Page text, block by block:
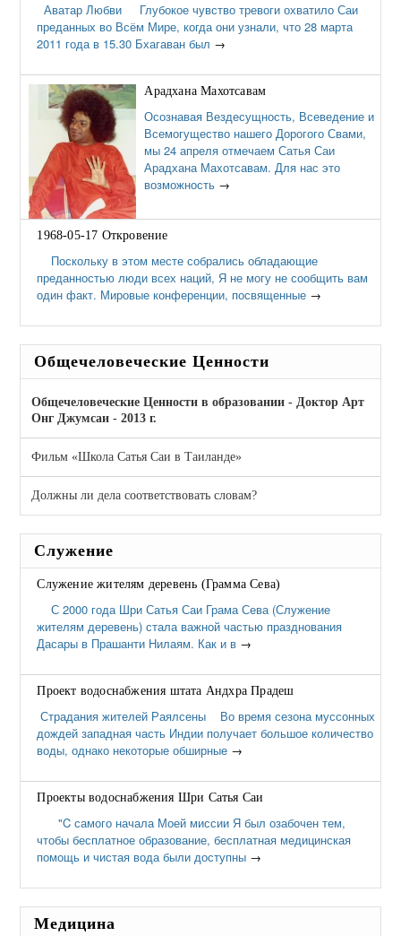
Аватар Любви Глубокое чувство тревоги охватило Саи
преданных во Всём Мире, когда они узнали, что 28 марта
2011 года в 15.30 Бхагаван был →
Арадхана Махотсавам
Осознавая Вездесущность, Всеведение и
Всемогущество нашего Дорогого Свами,
мы 24 апреля отмечаем Сатья Саи
Арадхана Махотсавам. Для нас это
возможность →
1968-05-17 Откровение
Поскольку в этом месте собрались обладающие
преданностью люди всех наций, Я не могу не сообщить вам
один факт. Мировые конференции, посвященные →
Общечеловеческие Ценности
Общечеловеческие Ценности в образовании - Доктор Арт
Онг Джумсаи - 2013 г.
Фильм «Школа Сатья Саи в Таиланде»
Должны ли дела соответствовать словам?
Служение
Служение жителям деревень (Грамма Сева)
С 2000 года Шри Сатья Саи Грама Сева (Служение
жителям деревень) стала важной частью празднования
Дасары в Прашанти Нилаям. Как и в →
Проект водоснабжения штата Андхра Прадеш
Страдания жителей Раялсены Во время сезона муссонных
дождей западная часть Индии получает большое количество
воды, однако некоторые обширные →
Проекты водоснабжения Шри Сатья Саи
"C самого начала Моей миссии Я был озабочен тем,
чтобы бесплатное образование, бесплатная медицинская
помощь и чистая вода были доступны →
Медицина